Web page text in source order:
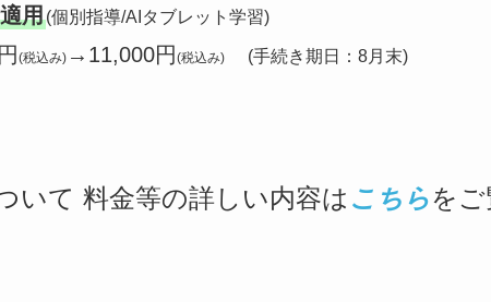
用(個別指導/AIタブレット学習)
(税込み) →11,000円 (税込み) (手続き期日：8月末)
いて 料金等の詳しい内容は こちらをご